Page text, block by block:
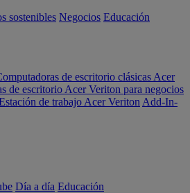
sostenibles Negocios Educación
de escritorio clásicas Acer
de escritorio Acer Veriton para negocios
de trabajo Acer Veriton Add-In-
Día a día Educación